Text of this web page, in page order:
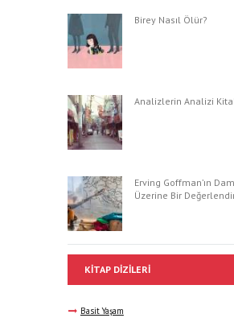
Birey Nasıl Ölür?
Analizlerin Analizi
Erving Goffman’ın
Üzerine Bir
KITAP DIZILERI
Basit Yaşam